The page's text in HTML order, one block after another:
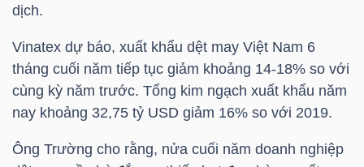
dịch.
Vinatex dự báo, xuất khẩu dệt may Việt Nam 6
tháng cuối năm tiếp tục giảm khoảng 14-18% so với
cùng kỳ năm trước. Tổng kim ngạch xuất khẩu năm
nay khoảng 32,75 tỷ USD giảm 16% so với 2019.
Ông Trường cho rằng, nửa cuối năm doanh nghiệp
TIÊU
DÙNG
THIẾT